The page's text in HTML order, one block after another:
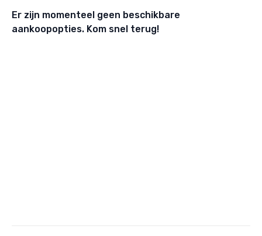
Er zijn momenteel geen beschikbare
aankoopopties. Kom snel terug!